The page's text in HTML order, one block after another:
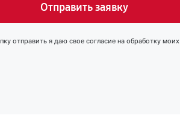
Отправить заявку
отправить я даю свое согласие на обработку моих